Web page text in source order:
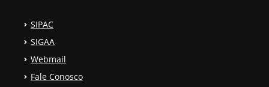
SIPAC
SIGAA
Webmail
Fale Conosco